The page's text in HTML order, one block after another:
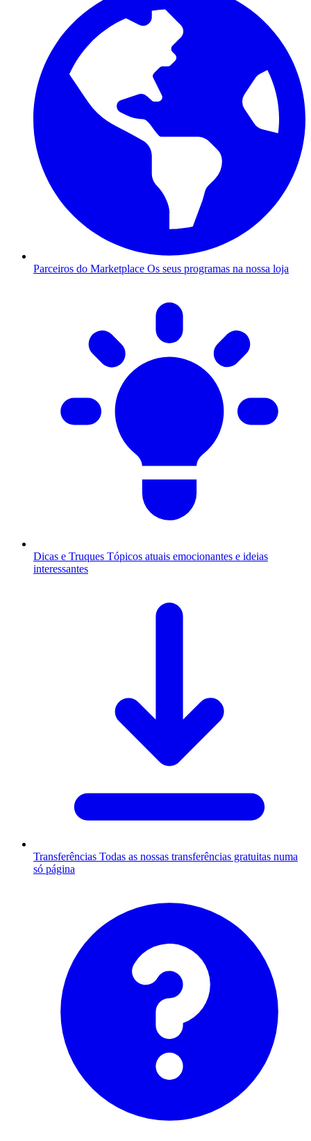
Parceiros do Marketplace Os seus programas na nossa loja
Dicas e Truques Tópicos atuais emocionantes e ideias
interessantes
Transferências Todas as nossas transferências gratuitas numa
só página